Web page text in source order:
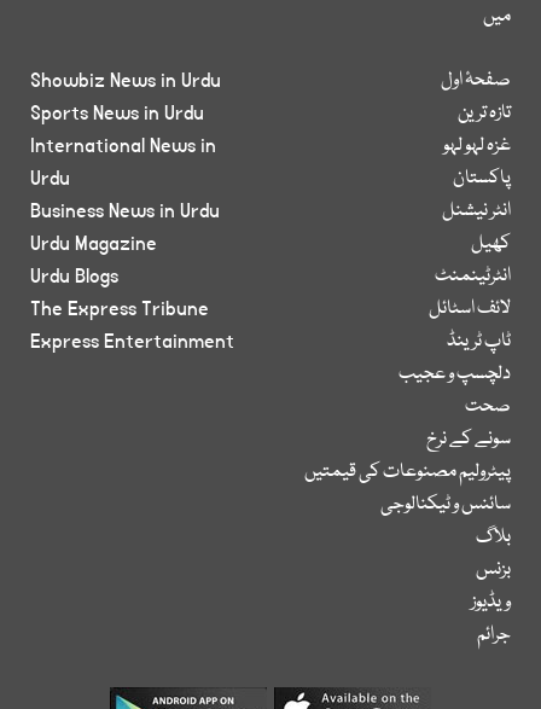
میں
صفحۂ اول
تازہ ترین
غزہ لہو لہو
پاکستان
انٹر نیشنل
کھیل
انٹرٹینمنٹ
لائف اسٹائل
ٹاپ ٹرینڈ
دلچسپ و عجیب
صحت
سونے کے نرخ
پیٹرولیم مصنوعات کی قیمتیں
سائنس و ٹیکنالوجی
بلاگ
بزنس
ویڈیوز
جرائم
Showbiz News in Urdu
Sports News in Urdu
International News in
Urdu
Business News in Urdu
Urdu Magazine
Urdu Blogs
The Express Tribune
Express Entertainment